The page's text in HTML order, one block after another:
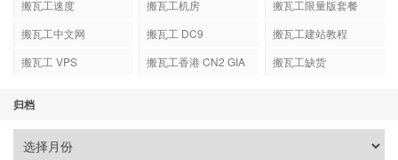
搬瓦工速度
搬瓦工机房
搬瓦工限量版套餐
搬瓦工中文网
搬瓦工 DC9
搬瓦工建站教程
搬瓦工 VPS
搬瓦工香港 CN2 GIA 搬瓦工缺货
归档